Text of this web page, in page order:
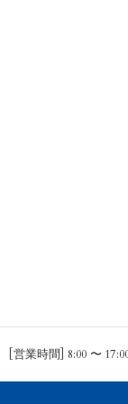
[営業時間] 8:00 〜